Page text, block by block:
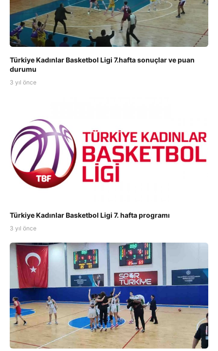
Türkiye Kadınlar Basketbol Ligi 7.hafta sonuçlar ve puan
durumu
3 yıl önce
Türkiye Kadınlar Basketbol Ligi 7. hafta programı
3 yıl önce